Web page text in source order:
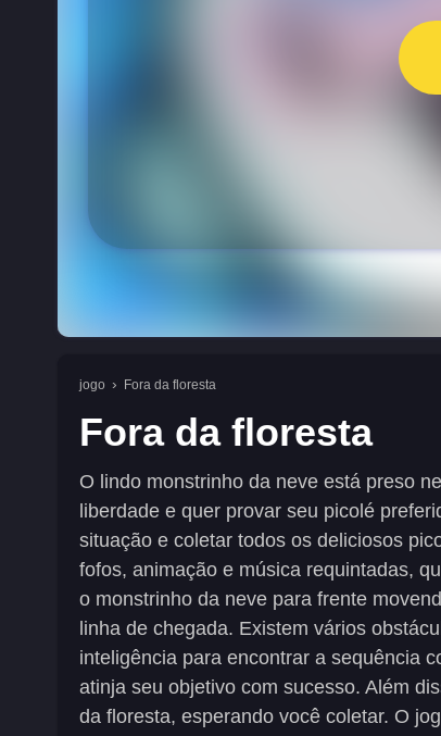
jogo Fora da floresta
Fora da floresta
O lindo monstrinho da neve está preso
liberdade e quer provar seu picolé
situação e coletar todos os deliciosos
fofos, animação e música requintadas,
o monstrinho da neve para frente
linha de chegada. Existem vários
inteligência para encontrar a sequência
atinja seu objetivo com sucesso. Além
da floresta, esperando você coletar. O